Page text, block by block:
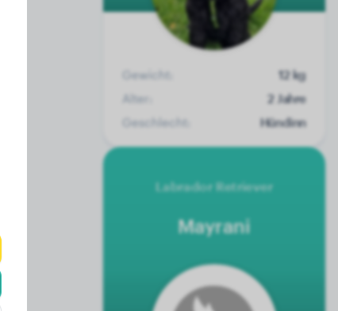
Gewicht:
12 kg
Alter:
2 Jahre
Geschlecht:
Hündinn
Labrador Retriever
Mayrani